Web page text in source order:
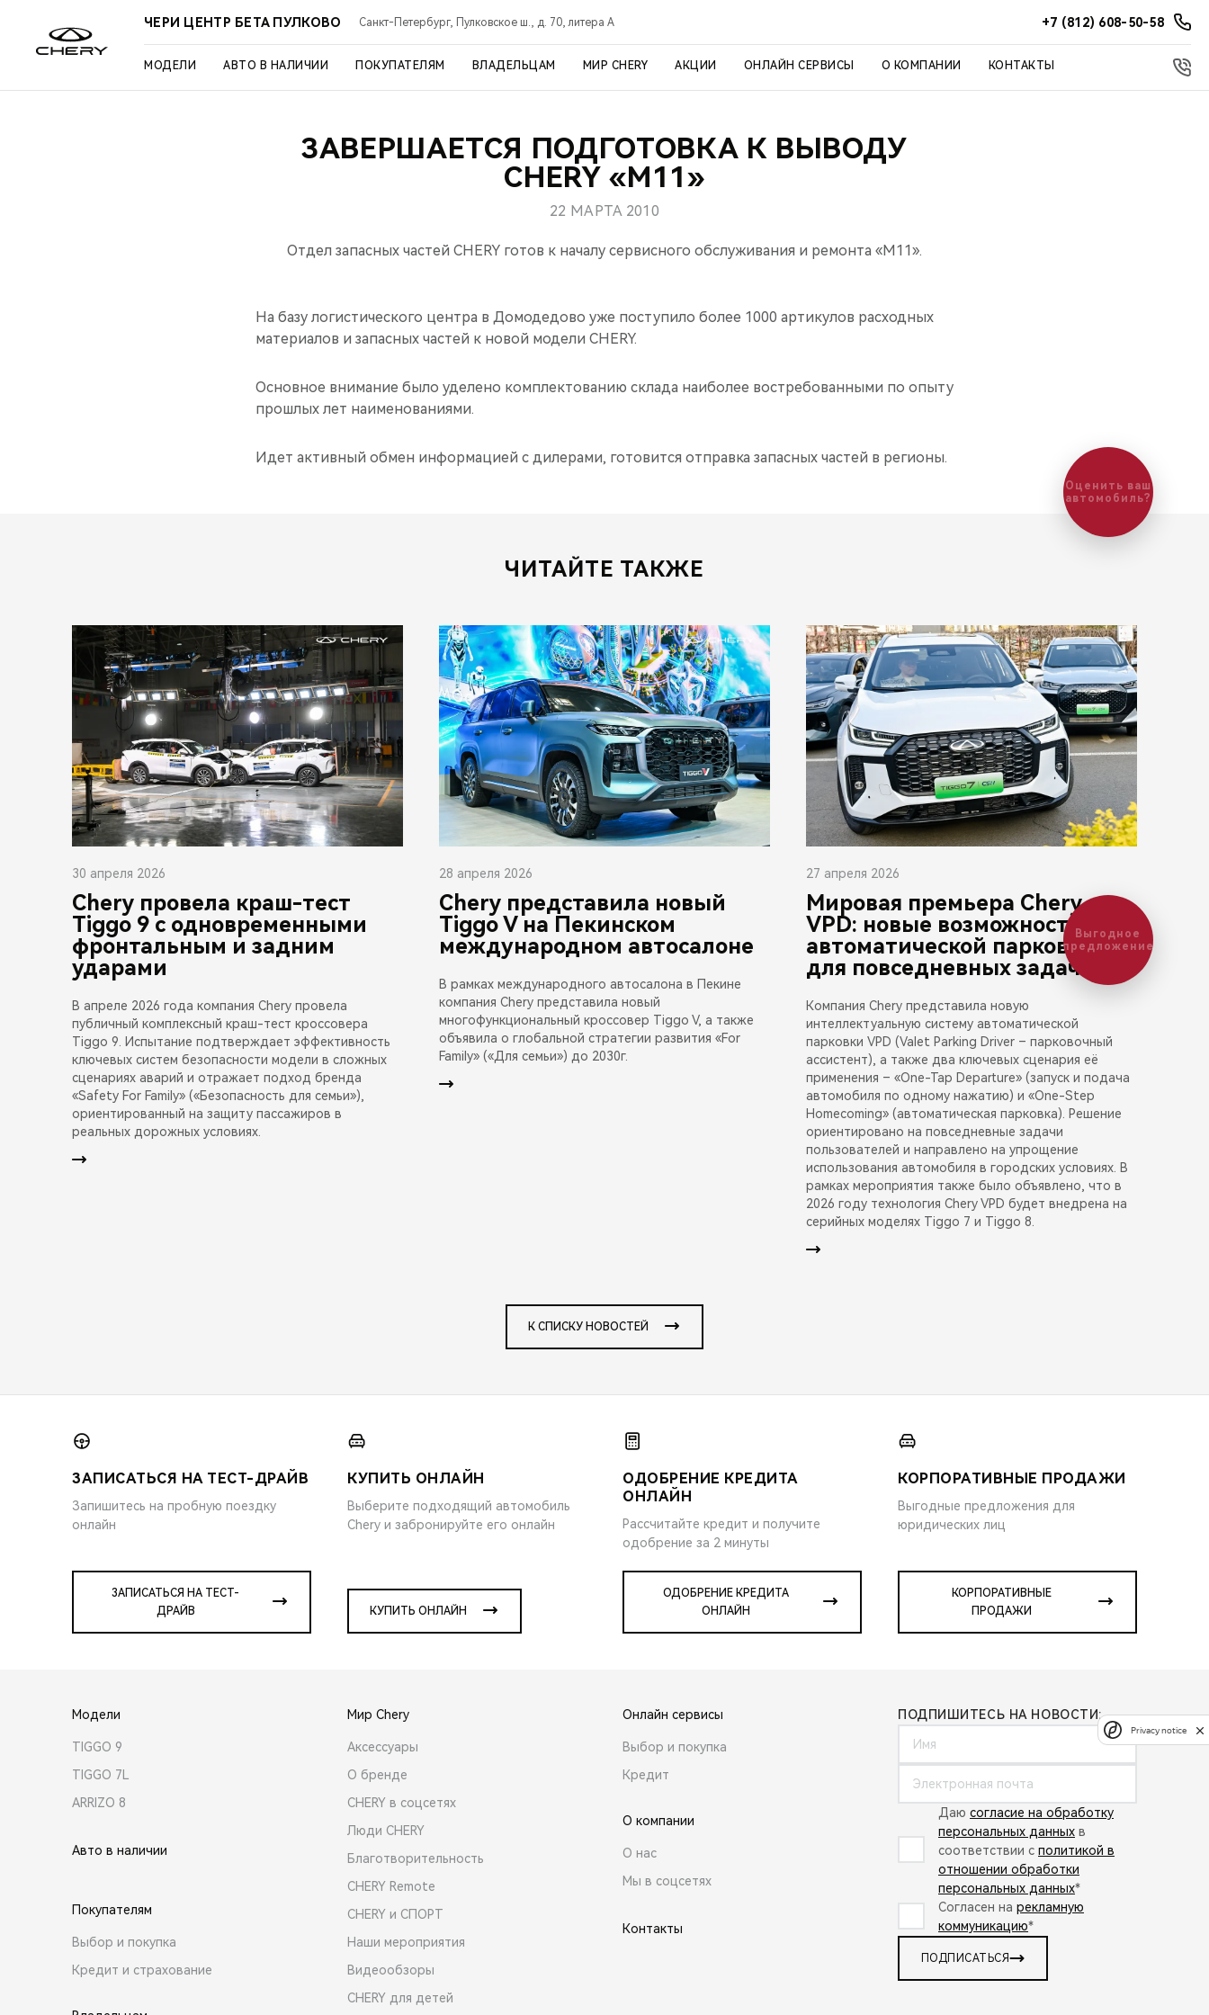
ЧЕРИ ЦЕНТР БЕТА ПУЛКОВО Санкт-Петербург, Пулковское ш., д. 70, литера А +7 (812) 608-50-58
МОДЕЛИ АВТО В НАЛИЧИИ ПОКУПАТЕЛЯМ ВЛАДЕЛЬЦАМ МИР CHERY АКЦИИ ОНЛАЙН СЕРВИСЫ О КОМПАНИИ КОНТАКТЫ
ЗАВЕРШАЕТСЯ ПОДГОТОВКА К ВЫВОДУ
CHERY «М11»
22 МАРТА 2010
Отдел запасных частей CHERY готов к началу сервисного обслуживания и ремонта «М11».
На базу логистического центра в Домодедово уже поступило более 1000 артикулов расходных
материалов и запасных частей к новой модели CHERY.
Основное внимание было уделено комплектованию склада наиболее востребованными по опыту
прошлых лет наименованиями.
Идет активный обмен информацией с дилерами, готовится отправка запасных частей в регионы.
ЧИТАЙТЕ ТАКЖЕ
30 апреля 2026
Chery провела краш-тест
Tiggo 9 с одновременными
фронтальным и задним
ударами
В апреле 2026 года компания Chery провела
публичный комплексный краш-тест кроссовера
Tiggo 9. Испытание подтверждает эффективность
ключевых систем безопасности модели в сложных
сценариях аварий и отражает подход бренда
«Safety For Family» («Безопасность для семьи»),
ориентированный на защиту пассажиров в
реальных дорожных условиях.
28 апреля 2026
Chery представила новый
Tiggo V на Пекинском
международном автосалоне
В рамках международного автосалона в Пекине
компания Chery представила новый
многофункциональный кроссовер Tiggo V, а также
объявила о глобальной стратегии развития «For
Family» («Для семьи») до 2030г.
27 апреля 2026
Мировая премьера Chery
VPD: новые возможности
автоматической парковки
для повседневных задач
Компания Chery представила новую
интеллектуальную систему автоматической
парковки VPD (Valet Parking Driver – парковочный
ассистент), а также два ключевых сценария её
применения – «One-Tap Departure» (запуск и подача
автомобиля по одному нажатию) и «One-Step
Homecoming» (автоматическая парковка). Решение
ориентировано на повседневные задачи
пользователей и направлено на упрощение
использования автомобиля в городских условиях. В
рамках мероприятия также было объявлено, что в
2026 году технология Chery VPD будет внедрена на
серийных моделях Tiggo 7 и Tiggo 8.
К СПИСКУ НОВОСТЕЙ
ЗАПИСАТЬСЯ НА ТЕСТ-ДРАЙВ
Запишитесь на пробную поездку
онлайн
ЗАПИСАТЬСЯ НА ТЕСТ-
ДРАЙВ
КУПИТЬ ОНЛАЙН
Выберите подходящий автомобиль
Chery и забронируйте его онлайн
КУПИТЬ ОНЛАЙН
ОДОБРЕНИЕ КРЕДИТА
ОНЛАЙН
Рассчитайте кредит и получите
одобрение за 2 минуты
ОДОБРЕНИЕ КРЕДИТА
ОНЛАЙН
КОРПОРАТИВНЫЕ ПРОДАЖИ
Выгодные предложения для
юридических лиц
КОРПОРАТИВНЫЕ
ПРОДАЖИ
Модели
TIGGO 9
TIGGO 7L
ARRIZO 8
Авто в наличии
Покупателям
Выбор и покупка
Кредит и страхование
Мир Chery
Аксессуары
О бренде
CHERY в соцсетях
Люди CHERY
Благотворительность
CHERY Remote
CHERY и СПОРТ
Наши мероприятия
Видеообзоры
CHERY для детей
Онлайн сервисы
Выбор и покупка
Кредит
О компании
О нас
Мы в соцсетях
Контакты
ПОДПИШИТЕСЬ НА НОВОСТИ:
Даю согласие на обработку
персональных данных в
соответствии с политикой в
отношении обработки
персональных данных*
Согласен на рекламную
коммуникацию*
ПОДПИСАТЬСЯ
Оценить ваш
автомобиль?
Выгодное
предложение
Privacy notice